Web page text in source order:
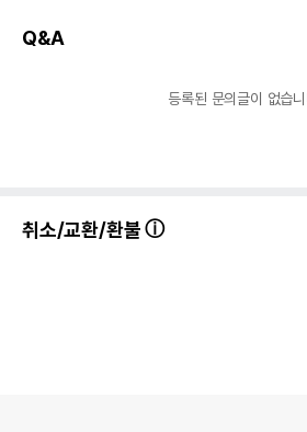
Q&A
등록된 문의글이 없습
취소/교환/환불